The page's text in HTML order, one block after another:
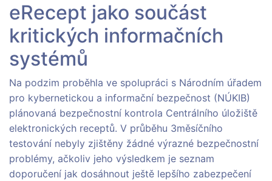
eRecept jako součást
kritických informačních
systémů
Na podzim proběhla ve spolupráci s Národním úřadem
pro kybernetickou a informační bezpečnost (NÚKIB)
plánovaná bezpečnostní kontrola Centrálního úložiště
elektronických receptů. V průběhu 3měsíčního
testování nebyly zjištěny žádné výrazné bezpečnostní
problémy, ačkoliv jeho výsledkem je seznam
doporučení jak dosáhnout ještě lepšího zabezpečení